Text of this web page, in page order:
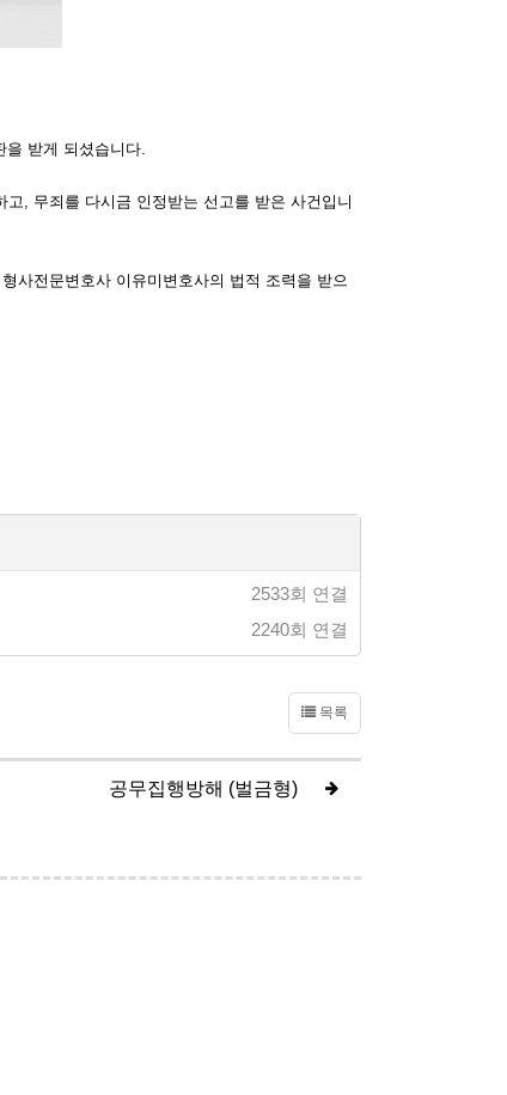
을 받게 되셨습니다.
, 무죄를 다시금 인정받는 선고를 받은 사건입니
사전문변호사 이유미변호사의 법적 조력을 받으
2533회 연결
2240회 연결
목록
공무집행방해 (벌금형)